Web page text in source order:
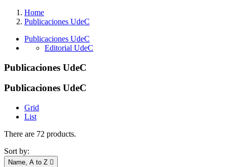
Home
Publicaciones UdeC
Publicaciones UdeC
Editorial UdeC
Publicaciones UdeC
Publicaciones UdeC
Grid
List
There are 72 products.
Sort by:
Name, A to Z 